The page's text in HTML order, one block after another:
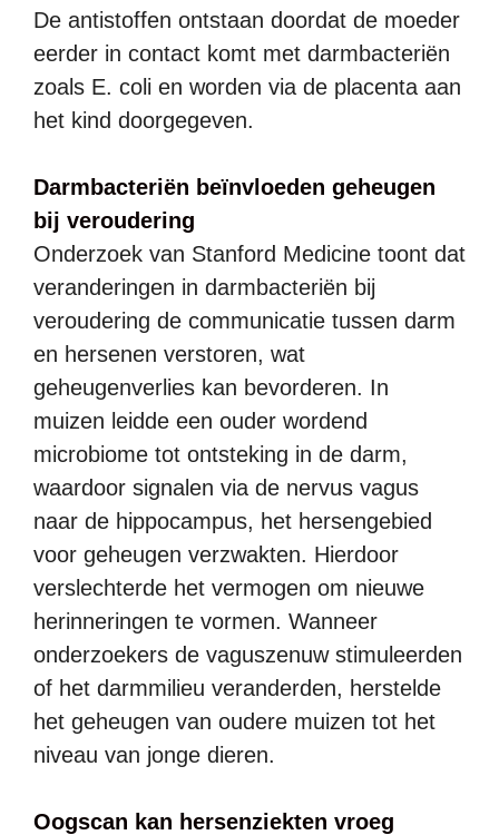
De antistoffen ontstaan doordat de moeder
eerder in contact komt met darmbacteriën
zoals E. coli en worden via de placenta aan
het kind doorgegeven.
Darmbacteriën beïnvloeden geheugen
bij veroudering
Onderzoek van Stanford Medicine toont dat
veranderingen in darmbacteriën bij
veroudering de communicatie tussen darm
en hersenen verstoren, wat
geheugenverlies kan bevorderen. In
muizen leidde een ouder wordend
microbiome tot ontsteking in de darm,
waardoor signalen via de nervus vagus
naar de hippocampus, het hersengebied
voor geheugen verzwakten. Hierdoor
verslechterde het vermogen om nieuwe
herinneringen te vormen. Wanneer
onderzoekers de vaguszenuw stimuleerden
of het darmmilieu veranderden, herstelde
het geheugen van oudere muizen tot het
niveau van jonge dieren.
Oogscan kan hersenziekten vroeg